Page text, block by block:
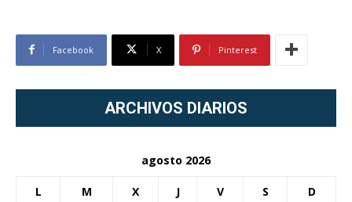
Facebook X Pinterest
ARCHIVOS DIARIOS
agosto 2026
L M X J V S D